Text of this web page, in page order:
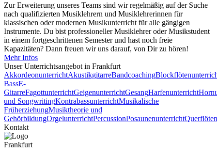
Zur Erweiterung unseres Teams sind wir regelmäßig auf der Suche
nach qualifizierten Musiklehrern und Musiklehrerinnen für
klassischen oder modernen Musikunterricht für alle gängigen
Instrumente. Du bist professioneller Musiklehrer oder Musikstudent
in einem fortgeschrittenen Semester und hast noch freie
Kapazitäten? Dann freuen wir uns darauf, von Dir zu hören!
Mehr Infos
Unser Unterrichts­angebot in Frankfurt
AkkordeonunterrichtAkustikgitarreBandcoaching
BassE-
GitarreFagottunterrichtGeigenunterrichtGesangHarfenunterricht
und SongwritingKontrabassunterrichtMusikalische
FrüherziehungMusiktheorie und
GehörbildungOrgelunterrichtPercussionPosaunenunterricht
Kontakt
Frankfurt